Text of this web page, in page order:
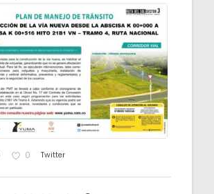
0 Twitter